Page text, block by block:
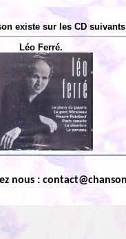
existe sur les CD
Léo Ferré.
nous :